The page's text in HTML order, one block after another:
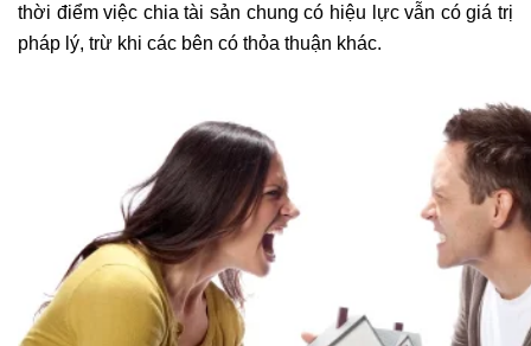
thời điểm việc chia tài sản chung có hiệu lực vẫn có giá trị
pháp lý, trừ khi các bên có thỏa thuận khác.